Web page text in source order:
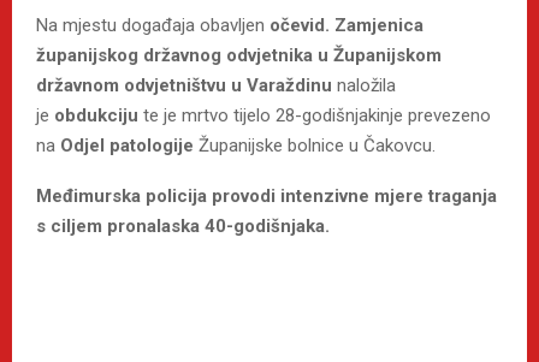
Na mjestu događaja obavljen očevid. Zamjenica
županijskog državnog odvjetnika u Županijskom
državnom odvjetništvu u Varaždinu naložila
je obdukciju te je mrtvo tijelo 28-godišnjakinje prevezeno
na Odjel patologije Županijske bolnice u Čakovcu.
Međimurska policija provodi intenzivne mjere traganja
s ciljem pronalaska 40-godišnjaka.